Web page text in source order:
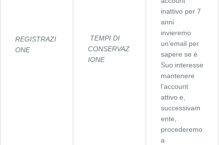
REGISTRAZI
ONE
TEMPI DI
CONSERVAZ
IONE
inattivo per 7
anni
invieremo
un’email per
sapere se è
Suo interesse
mantenere
l’account
attivo e,
successivam
ente,
procederemo
a